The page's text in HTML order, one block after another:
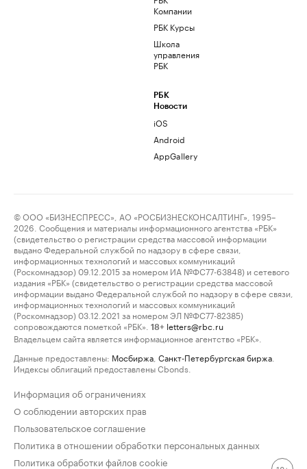
Компании
РБК Курсы
Школа
управления
РБК
РБК
Новости
iOS
Android
AppGallery
© ООО «БИЗНЕСПРЕСС», АО «РОСБИЗНЕСКОНСАЛТИНГ», 1995–
2026. Сообщения и материалы информационного агентства «РБК»
(свидетельство о регистрации средства массовой информации
выдано Федеральной службой по надзору в сфере связи,
информационных технологий и массовых коммуникаций
(Роскомнадзор) 09.12.2015 за номером ИА №ФС77-63848) и сетевого
издания «РБК» (свидетельство о регистрации средства массовой
информации выдано Федеральной службой по надзору в сфере связи,
информационных технологий и массовых коммуникаций
(Роскомнадзор) 03.12.2021 за номером ЭЛ №ФС77-82385)
сопровождаются пометкой «РБК».
18+ letters@rbc.ru
Владельцем сайта является информационное агентство «РБК».
Данные предоставлены: Мосбиржа Санкт-Петербургская биржа
Индексы облигаций предоставлены Cbonds.
Информация об ограничениях
О соблюдении авторских прав
Пользовательское соглашение
Политика в отношении обработки персональных данных
Политика обработки файлов cookie